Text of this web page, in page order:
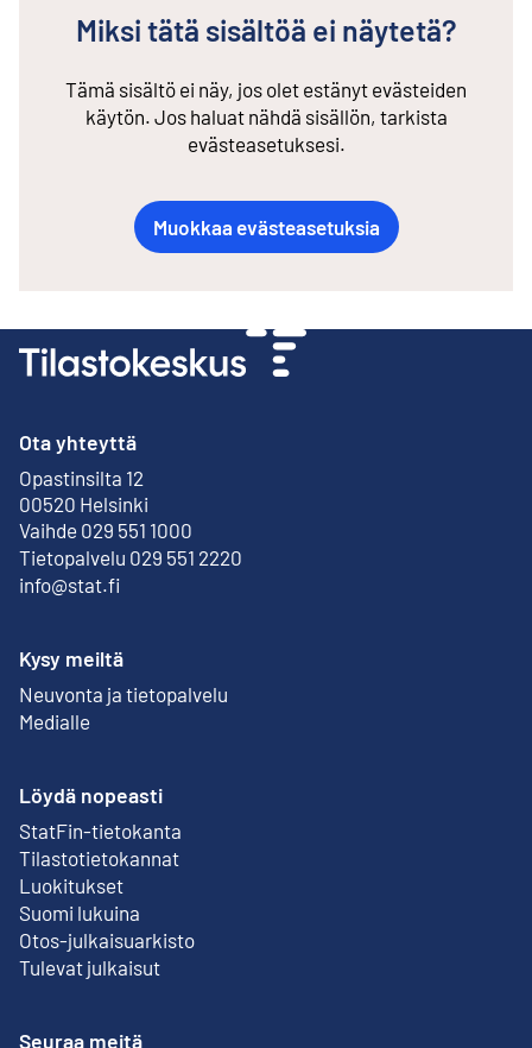
Miksi tätä sisältöä ei näytetä?
Tämä sisältö ei näy, jos olet estänyt evästeiden
käytön. Jos haluat nähdä sisällön, tarkista
evästeasetuksesi.
Muokkaa evästeasetuksia
Ota yhteyttä
Opastinsilta 12
00520 Helsinki
Ulkoinen linkki
Vaihde 029 551 1000
Tietopalvelu 029 551 2220
info@stat.fi
Kysy meiltä
Neuvonta ja tietopalvelu
Medialle
Löydä nopeasti
StatFin-tietokanta
Ulkoinen linkki
Tilastotietokannat
Luokitukset
Suomi lukuina
Otos-julkaisuarkisto
Ulkoinen linkki
Tulevat julkaisut
Seuraa meitä